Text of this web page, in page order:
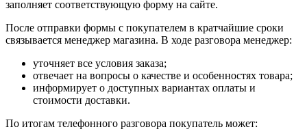
заполняет соответствующую форму на сайте.
После отправки формы с покупателем в кратчайшие сроки
связывается менеджер магазина. В ходе разговора менеджер:
уточняет все условия заказа;
отвечает на вопросы о качестве и особенностях товара;
информирует о доступных вариантах оплаты и
стоимости доставки.
По итогам телефонного разговора покупатель может: